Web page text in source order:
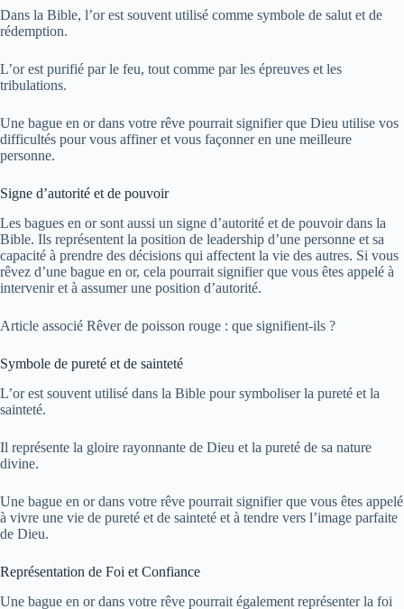
Dans la Bible, l’or est souvent utilisé comme symbole de salut et de
rédemption.
L’or est purifié par le feu, tout comme par les épreuves et les
tribulations.
Une bague en or dans votre rêve pourrait signifier que Dieu utilise vos
difficultés pour vous affiner et vous façonner en une meilleure
personne.
Signe d’autorité et de pouvoir
Les bagues en or sont aussi un signe d’autorité et de pouvoir dans la
Bible. Ils représentent la position de leadership d’une personne et sa
capacité à prendre des décisions qui affectent la vie des autres. Si vous
rêvez d’une bague en or, cela pourrait signifier que vous êtes appelé à
intervenir et à assumer une position d’autorité.
Article associé Rêver de poisson rouge : que signifient-ils ?
Symbole de pureté et de sainteté
L’or est souvent utilisé dans la Bible pour symboliser la pureté et la
sainteté.
Il représente la gloire rayonnante de Dieu et la pureté de sa nature
divine.
Une bague en or dans votre rêve pourrait signifier que vous êtes appelé
à vivre une vie de pureté et de sainteté et à tendre vers l’image parfaite
de Dieu.
Représentation de Foi et Confiance
Une bague en or dans votre rêve pourrait également représenter la foi